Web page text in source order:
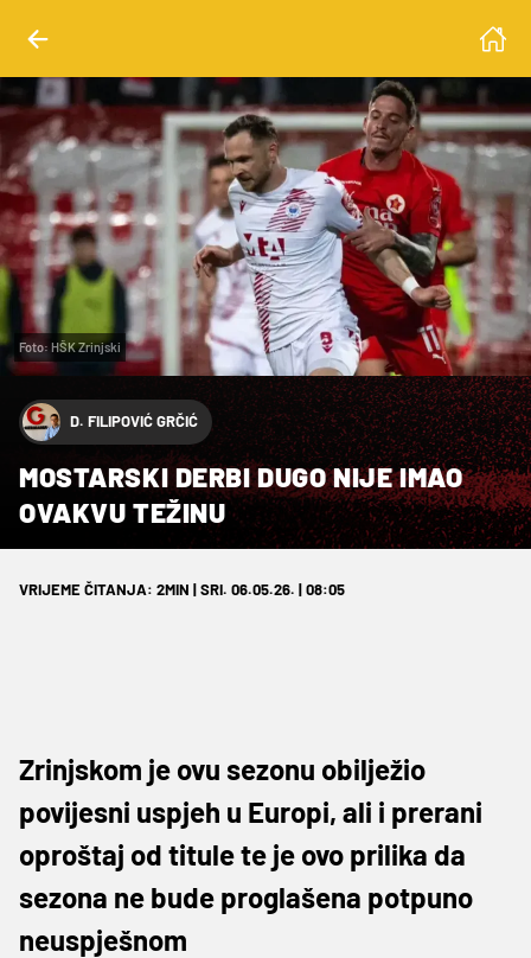
Foto: HŠK Zrinjski
D. FILIPOVIĆ GRČIĆ
MOSTARSKI DERBI DUGO NIJE IMAO
OVAKVU TEŽINU
VRIJEME ČITANJA: 2MIN | SRI. 06.05.26. | 08:05
Zrinjskom je ovu sezonu obilježio
povijesni uspjeh u Europi, ali i prerani
oproštaj od titule te je ovo prilika da
sezona ne bude proglašena potpuno
neuspješnom